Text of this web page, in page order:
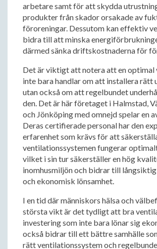
arbetare samt för att skydda
produkter från skador orsakade av
föroreningar. Dessutom kan effektiv
bidra till att minska
därmed sänka driftskostnaderna för
Det är viktigt att notera att en optimal
inte bara handlar om att installera rätt
utan också om att regelbundet
den. Det är här företaget i Halmstad,
och Jönköping med omnejd spelar en
Deras certifierade personal har den
erfarenhet som krävs för att
ventilationssystemen fungerar
vilket i sin tur säkerställer en hög
inomhusmiljön och bidrar till
och ekonomisk lönsamhet.
I en tid där människors hälsa och
största vikt är det tydligt att bra
investering som inte bara lönar sig
också bidrar till ett bättre samhälle
rätt ventilationssystem och